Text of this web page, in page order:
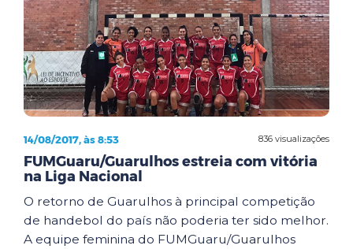
836 visualizações
14/08/2017, às 8:53
FUMGuaru/Guarulhos estreia com vitória
na Liga Nacional
O retorno de Guarulhos à principal competição
de handebol do país não poderia ter sido melhor.
A equipe feminina do FUMGuaru/Guarulhos